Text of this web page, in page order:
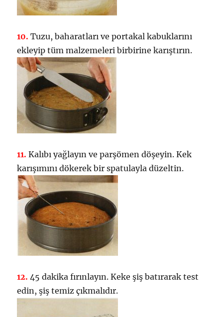
10. Tuzu, baharatları ve portakal kabuklarını
ekleyip tüm malzemeleri birbirine karıştırın.
11.Kalıbı yağlayın ve parşömen döşeyin. Kek
karışımını dökerek bir spatulayla düzeltin.
12. 45 dakika fırınlayın. Keke şiş batırarak test
edin, şiş temiz çıkmalıdır.